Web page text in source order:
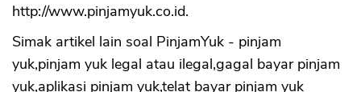
http://www.pinjamyuk.co.id.
Simak artikel lain soal PinjamYuk - pinjam
yuk,pinjam yuk legal atau ilegal,gagal bayar pinjam
yuk,aplikasi pinjam yuk,telat bayar pinjam yuk